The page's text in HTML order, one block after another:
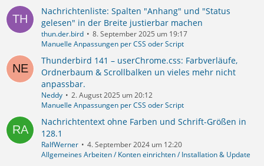
Nachrichtenliste: Spalten "Anhang" und "Status
gelesen" in der Breite justierbar machen
thun.der.bird
8. September 2025 um 19:17
Manuelle Anpassungen per CSS oder Script
Thunderbird 141 – userChrome.css: Farbverläufe,
Ordnerbaum & Scrollbalken un vieles mehr nicht
anpassbar.
Neddy
2. August 2025 um 20:12
Manuelle Anpassungen per CSS oder Script
Nachrichtentext ohne Farben und Schrift-Größen in
128.1
RalfWerner
4. September 2024 um 12:20
Allgemeines Arbeiten / Konten einrichten / Installation & Update